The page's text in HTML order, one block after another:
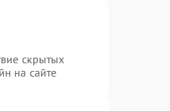
скрытых
на сайте